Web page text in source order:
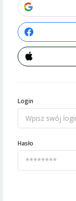
Login
Hasło